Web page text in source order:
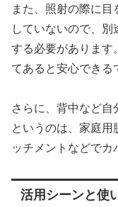
また、照射の際に
していないので、別
する必要があります
てあると安心できる
さらに、背中など自
というのは、家庭用
ッチメントなどでカ
活用シーンと使